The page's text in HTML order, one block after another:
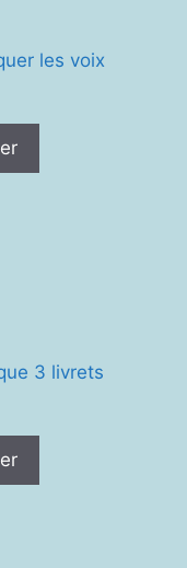
les voix
3 livrets